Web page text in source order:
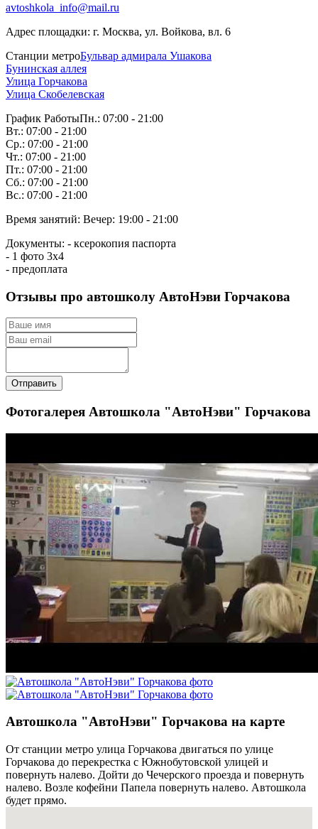
avtoshkola_info@mail.ru
Адрес площадки: г. Москва, ул. Войкова, вл. 6
Станции метроБульвар адмирала Ушакова
Бунинская аллея
Улица Горчакова
Улица Скобелевская
График РаботыПн.: 07:00 - 21:00
Вт.: 07:00 - 21:00
Ср.: 07:00 - 21:00
Чт.: 07:00 - 21:00
Пт.: 07:00 - 21:00
Сб.: 07:00 - 21:00
Вс.: 07:00 - 21:00
Время занятий: Вечер: 19:00 - 21:00
Документы: - ксерокопия паспорта
- 1 фото 3х4
- предоплата
Отзывы про автошколу АвтоНэви Горчакова
Отправить
Фотогалерея Автошкола "АвтоНэви" Горчакова
Автошкола "АвтоНэви" Горчакова на карте
От станции метро улица Горчакова двигаться по улице
Горчакова до перекрестка с Южнобутовской улицей и
повернуть налево. Дойти до Чечерского проезда и повернуть
налево. Возле кофейни Папела повернуть налево. Автошкола
будет прямо.